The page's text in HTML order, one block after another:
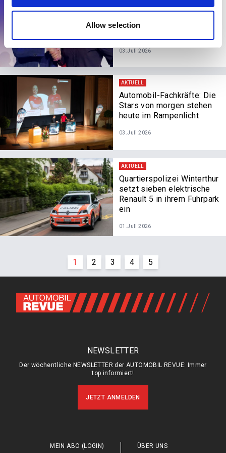
provided to them or that they’ve collected from your use
Allow selection
Stewart Bains wird neuer
Brand Manager für
03.Juli 2026
AKTUELL
Automobil-Fachkräfte: Die
Stars von morgen stehen
heute im Rampenlicht
03.Juli 2026
AKTUELL
Quartierspolizei Winterthur
setzt sieben elektrische
Renault 5 in ihrem Fuhrpark
ein
01.Juli 2026
1 2 3 4 5
NEWSLETTER
Der wöchentliche NEWSLETTER der AUTOMOBIL REVUE: Immer
top informiert!
JETZT ANMELDEN
MEIN ABO (LOGIN) ÜBER UNS